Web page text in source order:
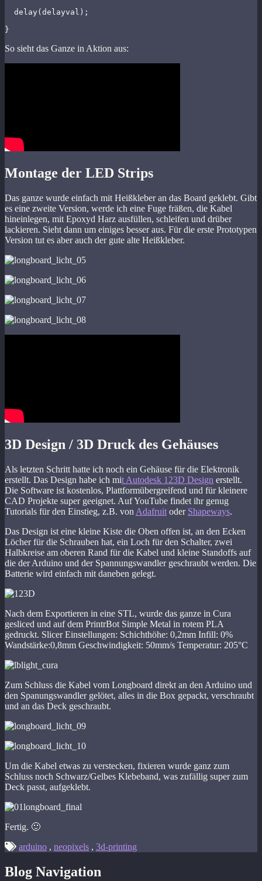
  delay(delayval);
}
So sieht das Ganze in Aktion aus:
Montage der LED Strips
Das ganze wurde einfach mit Heißkleber an das Board geklebt. Gibt
es eine zweite Version, werde ich eine Fuge fräßen, die Kabel
hineinlegen, mit Epoxyd Harz ausfüllen, schleifen und drüber
lackieren. Sieht dann um einiges besser aus. Für die erste Prototypen
Version tut es aber auch der gute alte Heißkleber.
3D Design / 3D Druck des Gehäuses
Als letzten Schritt hatte ich noch ein Gehäuse für die Elektronik
erstellt. Das Design habe ich mit Autodesk 123D Design erstellt.
Die Software ist kostenlos, Plattformübergreifend und für kleinere
CAD Projekte super geeignet. Auf YouTube findet ihr genug
Tutorials für den Einstieg, z.B. von Adafruit oder Shapeways.
Das Design ist eine kleine Kiste die Oben offen ist, an den Ecken
Löcher für die Schrauben hat, ein Loch für den Schalter, zwei
Halbkreise am oberen Rand für die Kabel und kleine Standoffs auf
die der Arduino und der Spannungswandler geschraubt werden. Die
Batterie wird einfach mit daneben gelegt.
Nach dem Exportieren in eine STL, wurde das ganze in Cura
gesliced und auf dem PrintrBot Simple Metal in rotem PLA
gedruckt. Slicer Einstellungen: Schichthöhe: 0,2mm Infill: 0%
Wandstärke:0,8mm Geschwindigkeit: 50mm/s Temperatur: 205°C
Zum Schluss die Kabel vom Longboard direkt an den Arduino und
den Spanungswandler gelötet, alles in die Box gepackt, verschraubt
und an das Deck geschraubt.
Um die Kabel etwas zu verstecken, fixieren wurde ganz zum
Schluss noch Schwarz/Gelbes Klebeband, was zufällig super zum
Deck passt, aufgeklebt.
Fertig. 🙂
arduino , neopixels , 3d-printing
Blog Navigation